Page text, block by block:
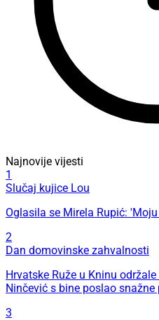
Najnovije vijesti
1
Slučaj kujice Lou
Oglasila se Mirela Rupić:
2
Dan domovinske zahvalnosti
Hrvatske Ruže u Kninu
Ninčević s bine poslao snažne
3